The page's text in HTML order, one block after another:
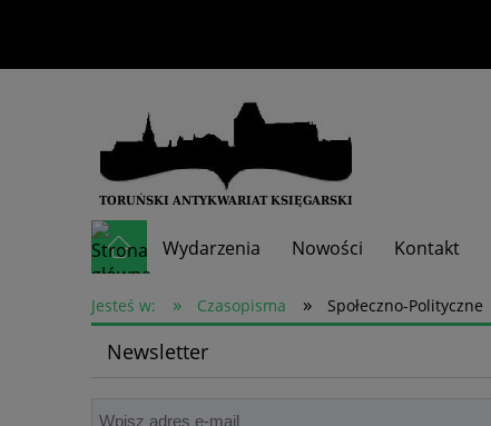
Wydarzenia Nowości Kontakt
Skup książek
Jesteś w: » Czasopisma » Społeczno-Polityczne
Newsletter